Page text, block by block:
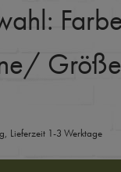
/
Lieferzeit 1-3 Werktage